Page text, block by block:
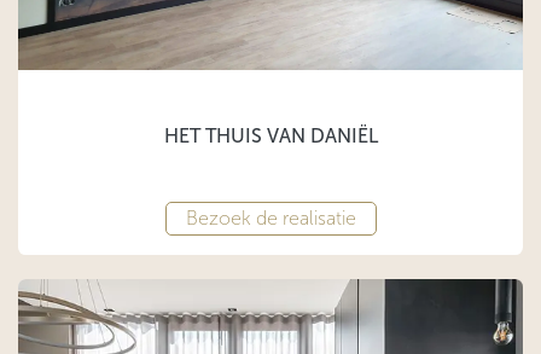
HET THUIS VAN DANIËL
Bezoek de realisatie